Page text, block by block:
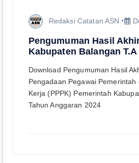
Redaksi Catatan ASN
Pengumuman Hasil
Kabupaten Balangan T.A
Download Pengumuman Hasil
Pengadaan Pegawai Pemerintah
Kerja (PPPK) Pemerintah
Tahun Anggaran 2024